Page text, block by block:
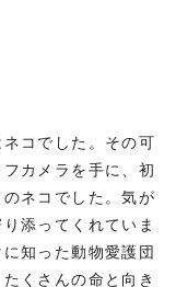
コでした。その可
カメラを手に、初
ネコでした。気が
添ってくれていま
知った動物愛護団
くさんの命と向き